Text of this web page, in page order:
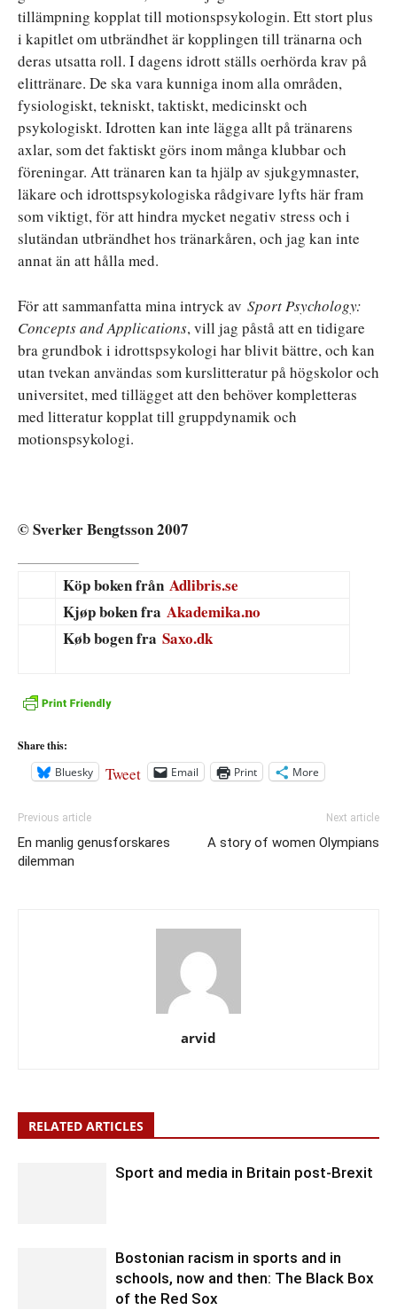
tillämpning kopplat till motionspsykologin. Ett stort plus
i kapitlet om utbrändhet är kopplingen till tränarna och
deras utsatta roll. I dagens idrott ställs oerhörda krav på
elittränare. De ska vara kunniga inom alla områden,
fysiologiskt, tekniskt, taktiskt, medicinskt och
psykologiskt. Idrotten kan inte lägga allt på tränarens
axlar, som det faktiskt görs inom många klubbar och
föreningar. Att tränaren kan ta hjälp av sjukgymnaster,
läkare och idrottspsykologiska rådgivare lyfts här fram
som viktigt, för att hindra mycket negativ stress och i
slutändan utbrändhet hos tränarkåren, och jag kan inte
annat än att hålla med.
För att sammanfatta mina intryck av Sport Psychology:
Concepts and Applications, vill jag påstå att en tidigare
bra grundbok i idrottspsykologi har blivit bättre, och kan
utan tvekan användas som kurslitteratur på högskolor och
universitet, med tillägget att den behöver kompletteras
med litteratur kopplat till gruppdynamik och
motionspsykologi.
© Sverker Bengtsson 2007
Köp boken från Adlibris.se
Kjøp boken fra Akademika.no
Køb bogen fra Saxo.dk
Share this:
Bluesky
Tweet Email Print More
Previous article
En manlig genusforskares
dilemman
Next article
A story of women Olympians
arvid
RELATED ARTICLES
Sport and media in Britain post-Brexit
Bostonian racism in sports and in
schools, now and then: The Black Box
of the Red Sox